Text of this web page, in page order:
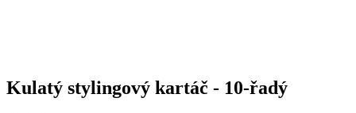
Kulatý stylingový kartáč - 10-řadý